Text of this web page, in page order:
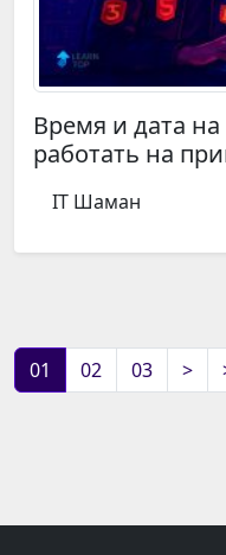
Время и дата на
работать на
IT Шаман
01 02 03 >